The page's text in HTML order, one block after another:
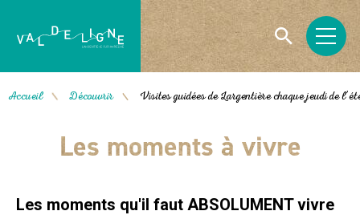
Accueil / Découvrir / Visites guidées de Largentière chaque jeudi de
Les moments à vivre
Les moments qu'il faut ABSOLUMENT vivre